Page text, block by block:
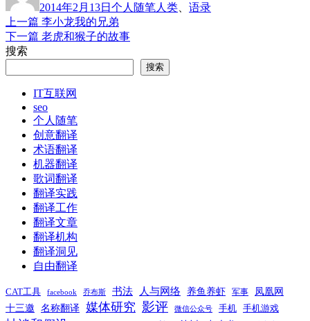
于
2014年2月13日 个人随笔人类
语录
文
章
上一篇 上
篇
李小龙我的兄弟
下一篇 下
章：
老虎和猴子的故事
搜索
搜索
IT互联网
seo
个人随笔
创意翻译
术语翻译
机器翻译
歌词翻译
翻译实践
翻译工作
翻译文章
翻译机构
翻译洞见
自由翻译
CAT工具 facebook 乔布斯 书法 人与网络 养鱼养虾 军事
凤凰网
十三邀
名称翻译 媒体研究 影评 微信公众号 手机 手机游戏